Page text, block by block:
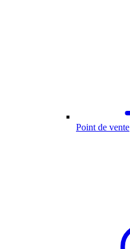
Point de vente